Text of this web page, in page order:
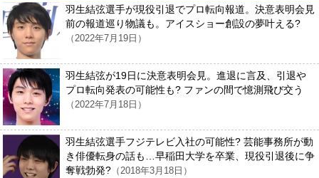
羽生結弦選手が現役引退でプロ転向報道。決意表明会見
前の報道巡り物議も。アイスショー創設の夢叶える?
（2022年7月19日）
羽生結弦が19日に決意表明会見。進退に言及、引退や
プロ転向発表の可能性も? ファンの間で憶測飛び交う
（2022年7月18日）
羽生結弦選手フジテレビ入社の可能性? 芸能事務所が動
き俳優転身の話も…早稲田大学を卒業、現役引退後に争
奪戦勃発? （2018年3月18日）